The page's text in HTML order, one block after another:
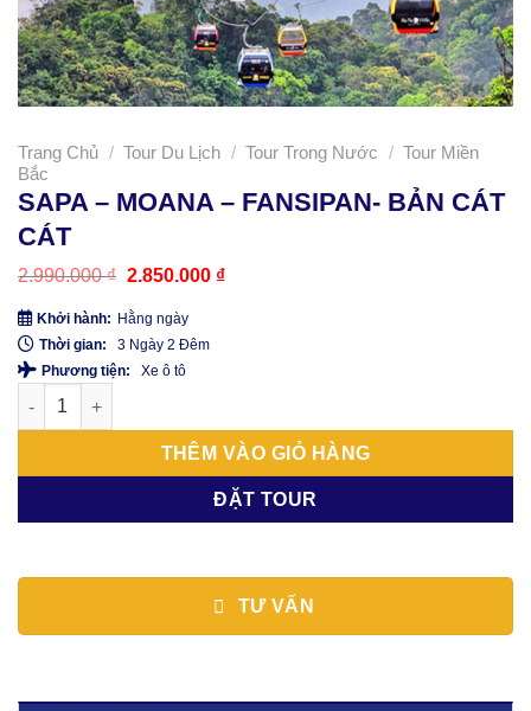
Trang Chủ / Tour Du Lịch / Tour Trong Nước / Tour Miền
Bắc
SAPA – MOANA – FANSIPAN- BẢN CÁT
CÁT
2.990.000₫ Giá
là:
2.990.000 ₫.
2.850.000 ₫Giá
Khởi hành: Hằng ngày
Thời gian:
3 Ngày 2 Đêm
Phương tiện:
Xe ô tô
SAPA - MOANA - FANSIPAN- BẢN CÁT CÁT số lượng
THÊM VÀO GIỎ HÀNG
ĐẶT TOUR
TƯ VẤN